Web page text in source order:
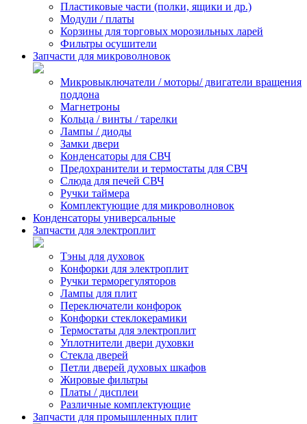
Пластиковые части (полки, ящики и др.)
Модули / платы
Корзины для торговых морозильных ларей
Фильтры осушители
Запчасти для микроволновок
Микровыключатели / моторы/ двигатели вращения
поддона
Магнетроны
Кольца / винты / тарелки
Лампы / диоды
Замки двери
Конденсаторы для СВЧ
Предохранители и термостаты для СВЧ
Слюда для печей СВЧ
Ручки таймера
Комплектующие для микроволновок
Конденсаторы универсальные
Запчасти для электроплит
Тэны для духовок
Конфорки для электроплит
Ручки терморегуляторов
Лампы для плит
Переключатели конфорок
Конфорки стеклокерамики
Термостаты для электроплит
Уплотнители двери духовки
Стекла дверей
Петли дверей духовых шкафов
Жировые фильтры
Платы / дисплеи
Различные комплектующие
Запчасти для промышленных плит